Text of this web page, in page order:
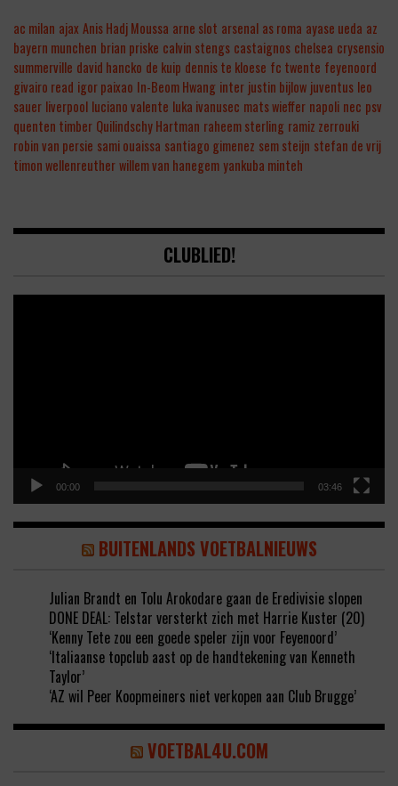
ac milan ajax Anis Hadj Moussa arne slot arsenal as roma ayase ueda az
bayern munchen brian priske calvin stengs castaignos chelsea crysensio
summerville david hancko de kuip dennis te kloese fc twente feyenoord
givairo read igor paixao In-Beom Hwang inter justin bijlow juventus leo
sauer liverpool luciano valente luka ivanusec mats wieffer napoli nec psv
quenten timber Quilindschy Hartman raheem sterling ramiz zerrouki
robin van persie sami ouaissa santiago gimenez sem steijn stefan de vrij
timon wellenreutherwillem van hanegemyankuba minteh
CLUBLIED!
00:00 03:46
BUITENLANDS VOETBALNIEUWS
Julian Brandt en Tolu Arokodare gaan de Eredivisie slopen
DONE DEAL: Telstar versterkt zich met Harrie Kuster (20)
‘Kenny Tete zou een goede speler zijn voor Feyenoord’
‘Italiaanse topclub aast op de handtekening van Kenneth
Taylor’
‘AZ wil Peer Koopmeiners niet verkopen aan Club Brugge’
VOETBAL4U.COM